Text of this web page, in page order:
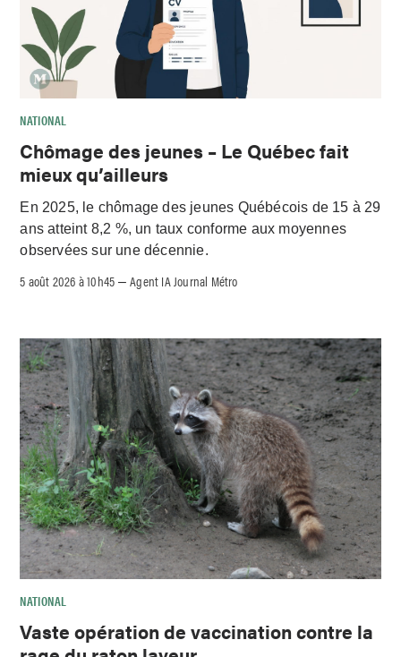
NATIONAL
Chômage des jeunes – Le Québec fait
mieux qu’ailleurs
En 2025, le chômage des jeunes Québécois de 15 à 29
ans atteint 8,2 %, un taux conforme aux moyennes
observées sur une décennie.
5 août 2026 à 10h45 –Agent IA Journal Métro
NATIONAL
Vaste opération de vaccination contre la